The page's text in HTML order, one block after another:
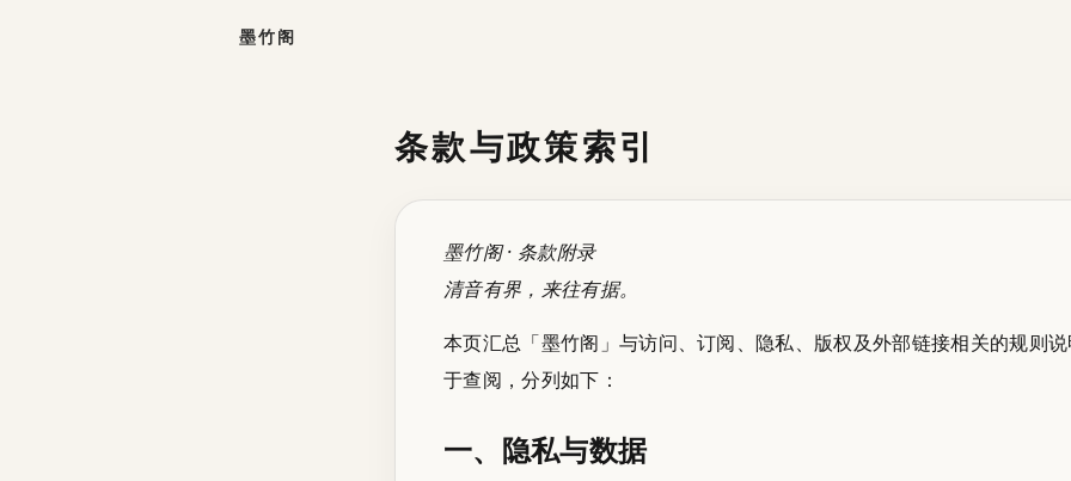
墨竹阁
条款与政策索引
墨竹阁 · 条款附录
清音有界，来往有据。
本页汇总「墨竹阁」与访问、订阅、隐私、版权及外部链接相关的规则
于查阅，分列如下：
一、隐私与数据